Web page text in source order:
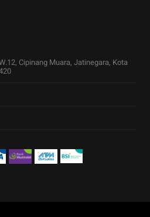
Cipinang Muara, Jatinegara, Kota